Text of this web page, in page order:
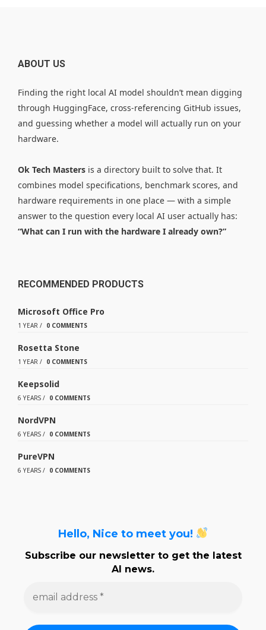
ABOUT US
Finding the right local AI model shouldn’t mean digging
through HuggingFace, cross-referencing GitHub issues,
and guessing whether a model will actually run on your
hardware.
Ok Tech Masters is a directory built to solve that. It
combines model specifications, benchmark scores, and
hardware requirements in one place — with a simple
answer to the question every local AI user actually has:
“What can I run with the hardware I already own?”
RECOMMENDED PRODUCTS
Microsoft Office Pro
1 YEAR / 0 COMMENTS
Rosetta Stone
1 YEAR / 0 COMMENTS
Keepsolid
6 YEARS / 0 COMMENTS
NordVPN
6 YEARS / 0 COMMENTS
PureVPN
6 YEARS / 0 COMMENTS
Hello, Nice to meet you!
Subscribe our newsletter to get the latest
AI news.